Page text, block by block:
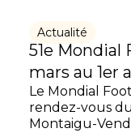
Actualité
51e Mondial
mars au 1er
Le Mondial
rendez-vous
Montaigu-